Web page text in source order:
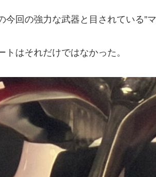
回の強力な武器と目されている”マ
トはそれだけではなかった。